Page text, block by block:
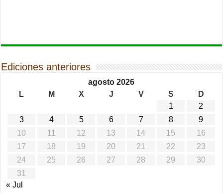
Ediciones anteriores
agosto 2026
L
M X J V S
D
1
2
3
4 5 6 7 8
9
10
11 12 13 14 15
16
17
18 19 20 21 22
23
24
25 26 27 28 29
30
31
« Jul